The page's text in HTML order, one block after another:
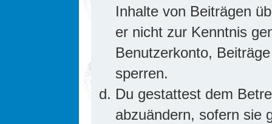
Inhalte von Beiträgen
er nicht zur Kenntnis
Benutzerkonto,
sperren.
Du gestattest dem
abzuändern, sofern sie